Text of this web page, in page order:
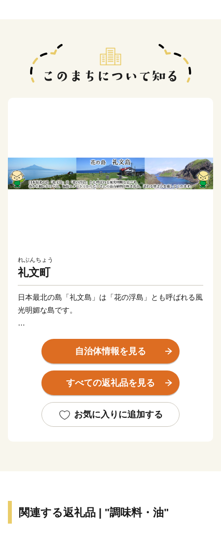
れぶんちょう
礼文町
日本最北の島「礼文島」は「花の浮島」とも呼ばれる風
光明媚な島です。
山植物が咲き乱れ、訪れる皆さんを癒してくれます。
また、海の幸も豊富で、ウニ、コンブをはじめ居酒屋で
定番のホッケの漁が盛んです。
自治体情報を見る
すべての返礼品を見る
お気に入りに追加する
関連する返礼品 | "調味料・油"